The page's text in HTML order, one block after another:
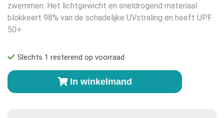
zwemmen. Het lichtgewicht en sneldrogend materiaal
blokkeert 98% van de schadelijke UVstraling en heeft UPF
50+
Slechts 1 resterend op voorraad
Snapper
Rock
In winkelmand